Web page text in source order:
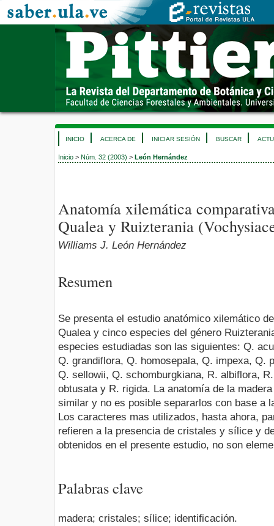
INICIO ACERCA DE INICIAR SESIÓN BUSCAR
Inicio > Núm. 32 (2003) > León Hernández
Anatomía xilemática
Qualea y Ruizterania
Williams J. León Hernández
Resumen
Se presenta el estudio anatómico xilemático
Qualea y cinco especies del género
especies estudiadas son las siguientes: Q.
Q. grandiflora, Q. homosepala, Q. impexa, Q.
Q. sellowii, Q. schomburgkiana, R. albiflora,
obtusata y R. rigida. La anatomía de la
similar y no es posible separarlos con base a
Los caracteres mas utilizados, hasta ahora,
refieren a la presencia de cristales y sílice y
obtenidos en el presente estudio, no son
Palabras clave
madera; cristales; sílice; identificación.